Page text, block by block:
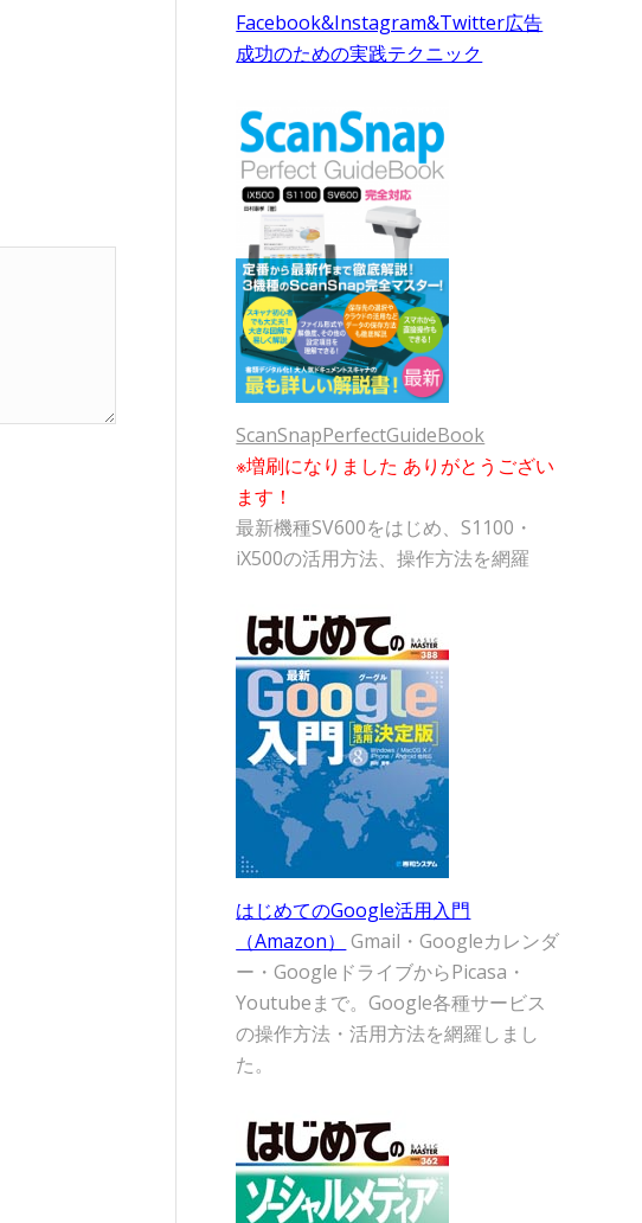
Facebook&Instagram&Twitter広告
成功のための実践テクニック
ScanSnapPerfectGuideBook
※増刷になりました ありがとうござい
ます！
最新機種SV600をはじめ、S1100・
iX500の活用方法、操作方法を網羅
はじめてのGoogle活用入門
（Amazon）
Gmail・Googleカレンダ
ー・GoogleドライブからPicasa・
Youtubeまで。Google各種サービス
の操作方法・活用方法を網羅しまし
た。